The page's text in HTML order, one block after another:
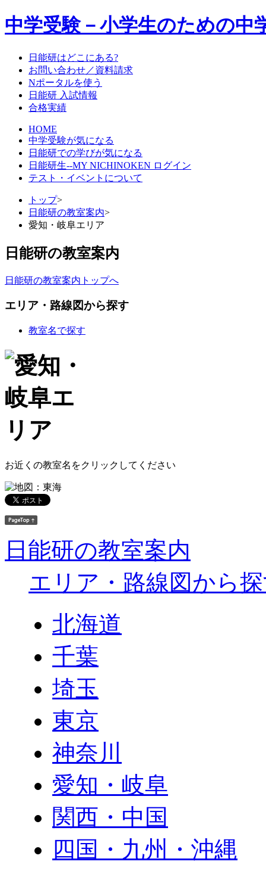
中学受験－小学生のための中
日能研はどこにある?
お問い合わせ／資料請求
Nポータルを使う
日能研 入試情報
合格実績
HOME
中学受験が気になる
日能研での学びが気になる
日能研生--MY NICHINOKEN ログイン
テスト・イベントについて
トップ>
日能研の教室案内>
愛知・岐阜エリア
日能研の教室案内
日能研の教室案内トップへ
エリア・路線図から探す
教室名で探す
お近くの教室名をクリックしてください
日能研の教室案内
エリア・路線図から
北海道
千葉
埼玉
東京
神奈川
愛知・岐阜
関西・中国
四国・九州・沖縄